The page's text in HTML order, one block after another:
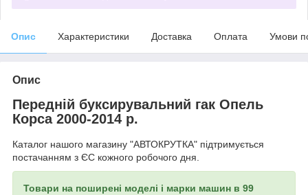
Опис Характеристики Доставка Оплата Умови
Опис
Передній буксирувальний гак Опель
Корса 2000-2014 р.
Каталог нашого магазину "АВТОКРУТКА" підтримується
постачанням з ЄС кожного робочого дня.
Товари на поширені моделі і марки машин в 99